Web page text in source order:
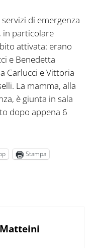
di emergenza
in particolare
attivata: erano
e Benedetta
Carlucci e Vittoria
La mamma, alla
è giunta in sala
dopo appena 6
Stampa